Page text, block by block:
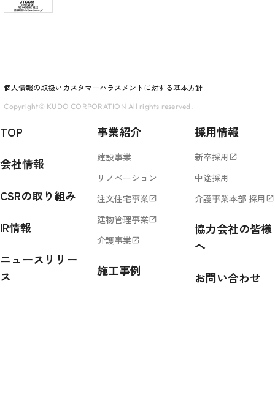
個人情報の取扱い カスタマーハラスメントに対する基本方針
Copyright© KUDO CORPORATION All rights reserved.
TOP
会社情報
CSRの取り組み
IR情報
ニュースリリー
ス
事業紹介
建設事業
リノベーション
注文住宅事業 open_in_new
建物管理事業 open_in_new
介護事業 open_in_new
施工事例
採用情報
新卒採用 open_in_new
中途採用
介護事業本部 採用 open_in_new
協力会社の皆様
へ
お問い合わせ